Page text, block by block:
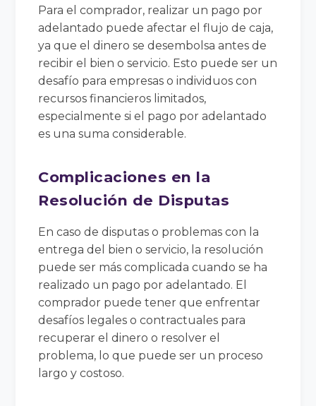
Para el comprador, realizar un pago por
adelantado puede afectar el flujo de caja,
ya que el dinero se desembolsa antes de
recibir el bien o servicio. Esto puede ser un
desafío para empresas o individuos con
recursos financieros limitados,
especialmente si el pago por adelantado
es una suma considerable.
Complicaciones en la
Resolución de Disputas
En caso de disputas o problemas con la
entrega del bien o servicio, la resolución
puede ser más complicada cuando se ha
realizado un pago por adelantado. El
comprador puede tener que enfrentar
desafíos legales o contractuales para
recuperar el dinero o resolver el
problema, lo que puede ser un proceso
largo y costoso.